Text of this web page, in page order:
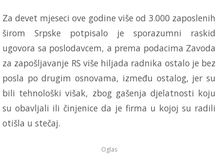
Za devet mjeseci ove godine više od 3.000 zaposlenih
širom Srpske potpisalo je sporazumni raskid
ugovora sa poslodavcem, a prema podacima Zavoda
za zapošljavanje RS više hiljada radnika ostalo je bez
posla po drugim osnovama, između ostalog, jer su
bili tehnološki višak, zbog gašenja djelatnosti koju
su obavljali ili činjenice da je firma u kojoj su radili
otišla u stečaj.
Oglas